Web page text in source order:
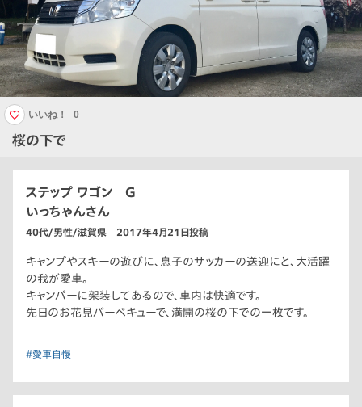
桜の下で
いいね！ 0
ステップ ワゴン G
いっちゃんさん
40代/男性/滋賀県 2017年4月21日投稿
キャンプやスキーの遊びに、息子のサッカーの送迎にと、大活躍
の我が愛車。
キャンパーに架装してあるので、車内は快適です。
先日のお花見バーベキューで、満開の桜の下での一枚です。
#愛車自慢